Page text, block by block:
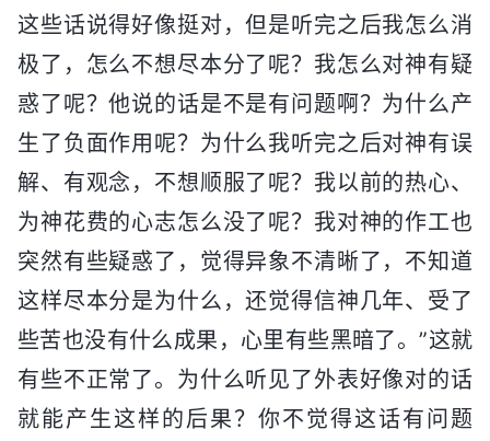
这些话说得好像挺对，但是听完之后我怎么消
极了，怎么不想尽本分了呢？我怎么对神有疑
惑了呢？他说的话是不是有问题啊？为什么产
生了负面作用呢？为什么我听完之后对神有误
解、有观念，不想顺服了呢？我以前的热心、
为神花费的心志怎么没了呢？我对神的作工也
突然有些疑惑了，觉得异象不清晰了，不知道
这样尽本分是为什么，还觉得信神几年、受了
些苦也没有什么成果，心里有些黑暗了。”这就
有些不正常了。为什么听见了外表好像对的话
就能产生这样的后果？你不觉得这话有问题